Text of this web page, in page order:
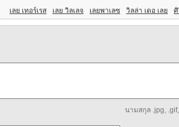
เลย เทอร์เรส เลย วิลเลจ เลยพาเลซ วิลล่า เดอ เลย ศิ
นามสกุล .jpg,